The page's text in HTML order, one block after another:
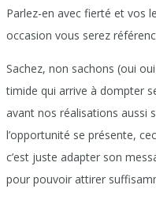
Parlez-en avec fierté et vos
occasion vous serez
Sachez, non sachons (oui
timide qui arrive à dompter
avant nos réalisations aussi
l’opportunité se présente,
c’est juste adapter son
pour pouvoir attirer